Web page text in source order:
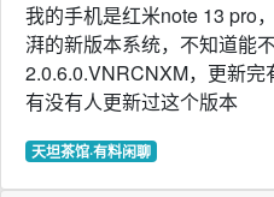
我的手机是红米note 13 pro
湃的新版本系统，不知道能
2.0.6.0.VNRCNXM，更新
有没有人更新过这个版本
天坦茶馆·有料闲聊